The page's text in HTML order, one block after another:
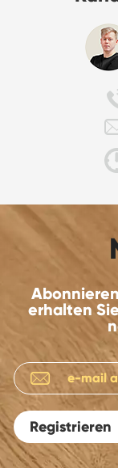
erhalten
Registrieren